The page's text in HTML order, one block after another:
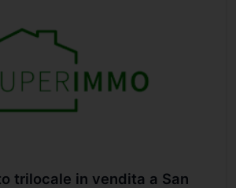
trilocale in vendita a San